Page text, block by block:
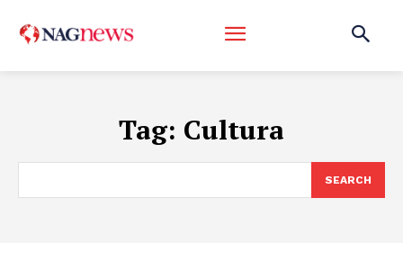
Tag: Cultura
SEARCH